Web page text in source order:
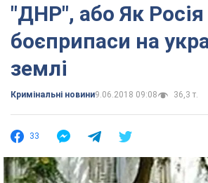
"ДНР", або Як Росія
боєприпаси на
землі
Кримінальні новини9.06.2018 09:08 36,3 т.
33